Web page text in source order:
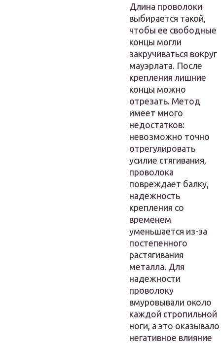
Длина проволоки
выбирается такой,
чтобы ее свободные
концы могли
закручиваться вокруг
мауэрлата. После
крепления лишние
концы можно
отрезать. Метод
имеет много
недостатков:
невозможно точно
отрегулировать
усилие стягивания,
проволока
повреждает балку,
надежность
крепления со
временем
уменьшается из-за
постепенного
растягивания
металла. Для
надежности
проволоку
вмуровывали около
каждой стропильной
ноги, а это оказывало
негативное влияние